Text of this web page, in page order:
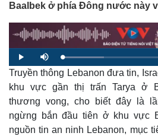
Baalbek ở phía Đông nước này
P
l
a
y
M
u
t
e
L
o
a
d
e
2
5
.
5
Truyền thông Lebanon đưa tin,
khu vực gần thị trấn Tarya ở
thương vong, cho biết đây là
ngừng bắn đầu tiên ở khu vực
nguồn tin an ninh Lebanon, mục